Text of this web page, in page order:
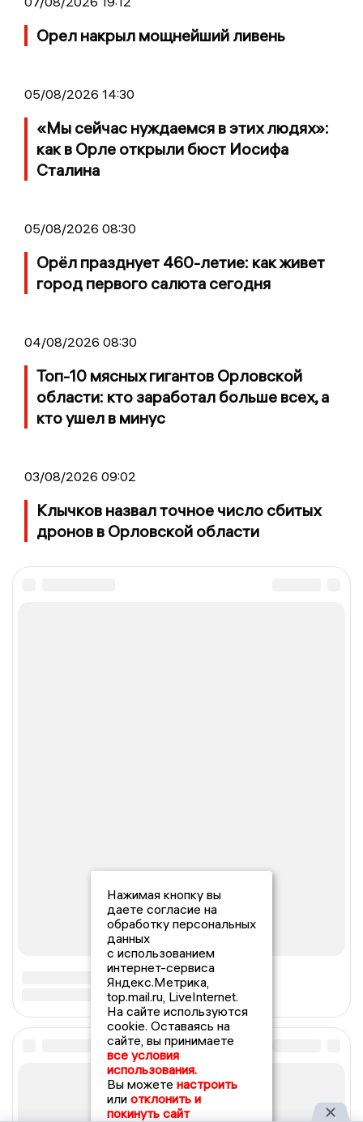
Орел накрыл мощнейший ливень
05/08/2026 14:30
«Мы сейчас нуждаемся в этих людях»:
как в Орле открыли бюст Иосифа
Сталина
05/08/2026 08:30
Орёл празднует 460-летие: как живет
город первого салюта сегодня
04/08/2026 08:30
Топ-10 мясных гигантов Орловской
области: кто заработал больше всех, а
кто ушел в минус
03/08/2026 09:02
Клычков назвал точное число сбитых
дронов в Орловской области
Нажимая кнопку вы
даете согласие на
обработку персональных
данных
с использованием
интернет-сервиса
Яндекс.Метрика,
top.mail.ru, LiveInternet.
На сайте используются
cookie. Оставаясь на
сайте, вы принимаете
все условия
использования.
Вы можете настроить
или отклонить и
покинуть сайт